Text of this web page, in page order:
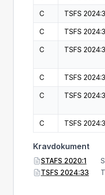
C TSFS
C TSFS
C TSFS
C TSFS
C TSFS
C TSFS
Kravdokument
STAFS 2020:1
TSFS 2024:33